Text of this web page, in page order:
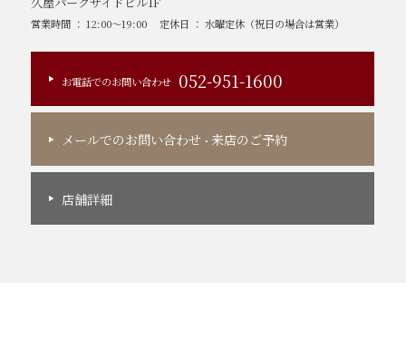
営業時間 ： 12:00～19:00 定休日 ： 水曜定休（祝日の場合は営業）
お電話でのお問い合わせ 052-951-1600
メールでのお問い合わせ ・来店のご予約
店舗詳細